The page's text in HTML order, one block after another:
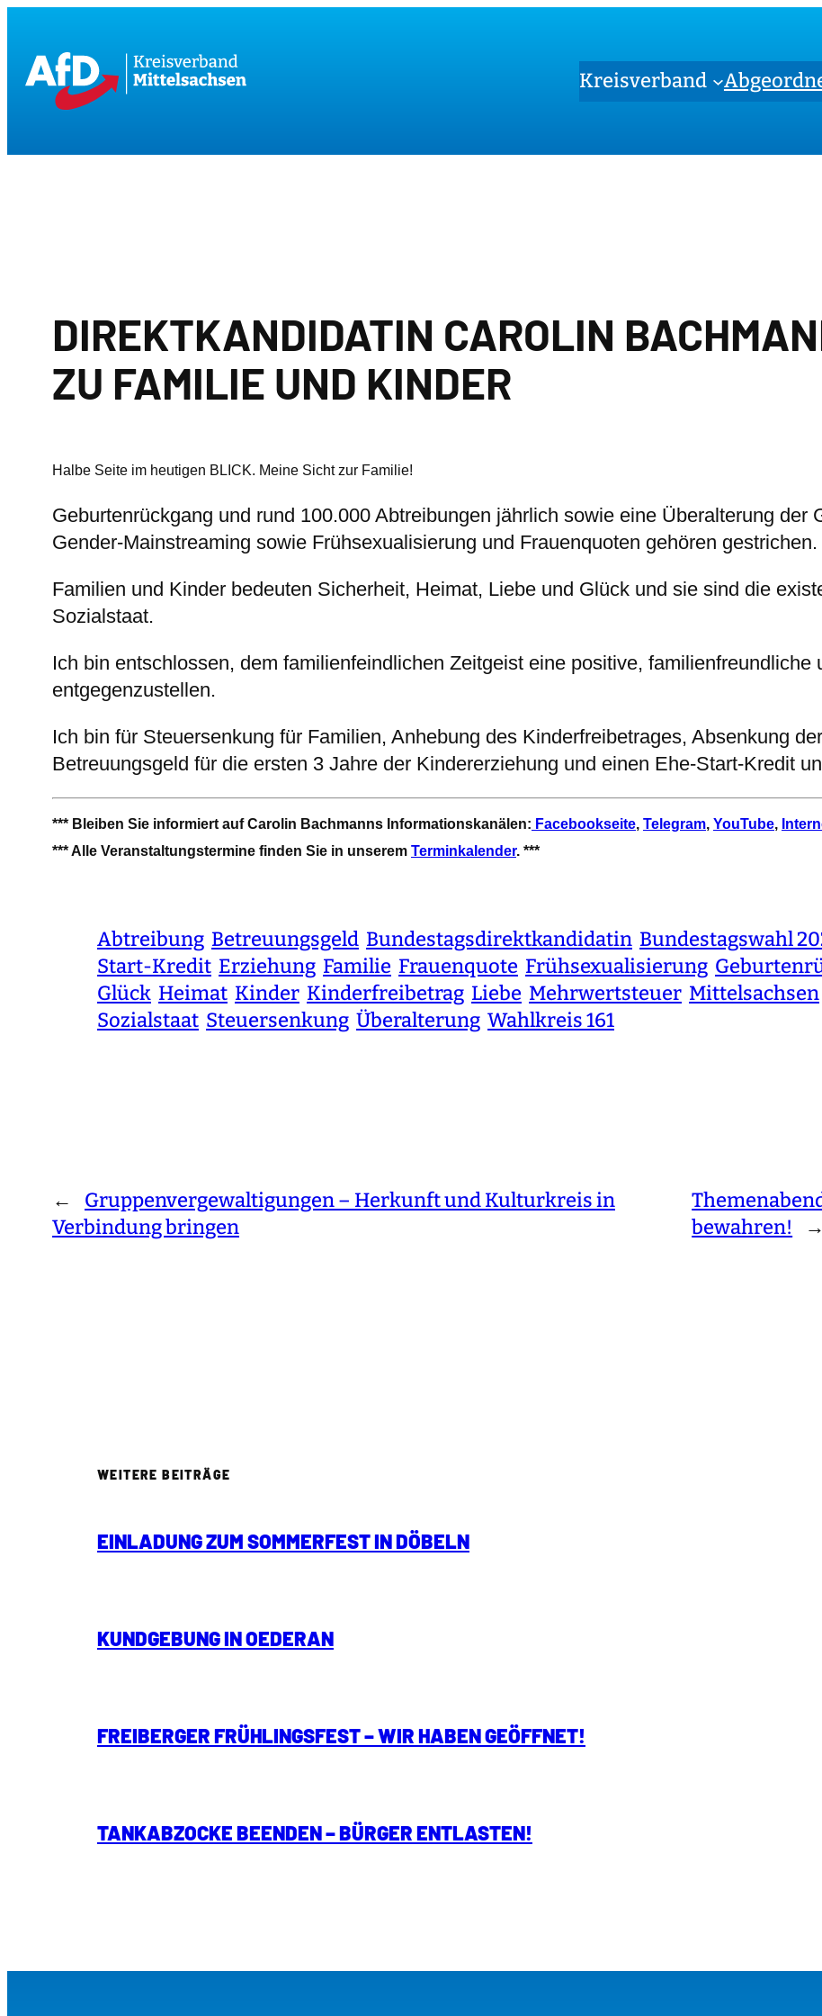
springen
Kreisverband
DIREKTKANDIDATIN CAROLIN
ZU FAMILIE UND KINDER
Halbe Seite im heutigen BLICK. Meine Sicht zur Familie!
Geburtenrückgang und rund 100.000 Abtreibungen jährlich sowie eine Überalterung der
Gender-Mainstreaming sowie Frühsexualisierung und Frauenquoten gehören gestrichen.
Familien und Kinder bedeuten Sicherheit, Heimat, Liebe und Glück und sie sind die
Sozialstaat.
Ich bin entschlossen, dem familienfeindlichen Zeitgeist eine positive,
entgegenzustellen.
Ich bin für Steuersenkung für Familien, Anhebung des Kinderfreibetrages, Absenkung
Betreuungsgeld für die ersten 3 Jahre der Kindererziehung und einen Ehe-Start-Kredit
*** Bleiben Sie informiert auf Carolin Bachmanns Informationskanälen: Facebookseite, Telegram, YouTube,
*** Alle Veranstaltungstermine finden Sie in unserem Terminkalender. ***
Abtreibung Betreuungsgeld Bundestagsdirektkandidatin Bundestagswahl
Start-Kredit Erziehung Familie Frauenquote Frühsexualisierung
Glück Heimat Kinder Kinderfreibetrag Liebe Mehrwertsteuer Mittelsachsen
Sozialstaat Steuersenkung Überalterung Wahlkreis 161
←
Gruppenvergewaltigungen – Herkunft und Kulturkreis in
Verbindung bringen
bewahren!
→
WEITERE BEITRÄGE
EINLADUNG ZUM SOMMERFEST IN DÖBELN
KUNDGEBUNG IN OEDERAN
FREIBERGER FRÜHLINGSFEST – WIR HABEN GEÖFFNET!
TANKABZOCKE BEENDEN – BÜRGER ENTLASTEN!